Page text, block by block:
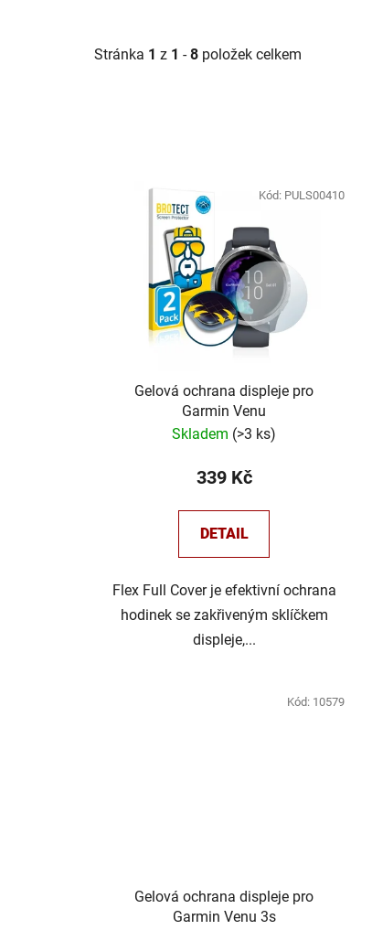
Stránka 1 z 1 -8 položek celkem
Gelová ochrana displeje pro
Garmin Venu
Skladem (>3 ks)
339 Kč
DETAIL
Flex Full Cover je efektivní ochrana
hodinek se zakřiveným sklíčkem
displeje,...
Kód: PULS00410
Gelová ochrana displeje pro
Garmin Venu 3s
Kód: 10579